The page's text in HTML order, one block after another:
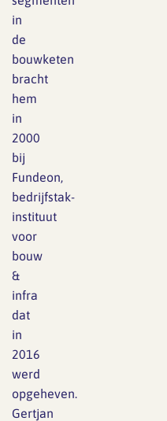
in
de
bouwketen
bracht
hem
in
2000
bij
Fundeon,
bedrijfstak-
instituut
voor
bouw
&
infra
dat
in
2016
werd
opgeheven.
Gertjan